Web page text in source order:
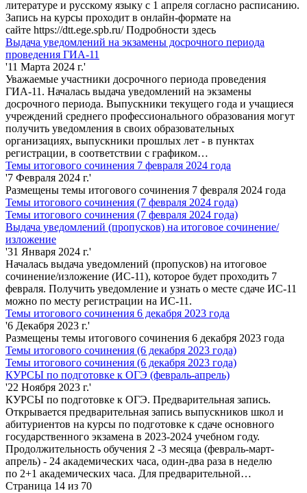
литературе и русскому языку с 1 апреля согласно расписанию.
Запись на курсы проходит в онлайн-формате на
сайте https://dtt.ege.spb.ru/ Подробности здесь
Выдача уведомлений на экзамены досрочного периода
проведения ГИА-11
'11 Марта 2024 г.'
Уважаемые участники досрочного периода проведения
ГИА-11. Началась выдача уведомлений на экзамены
досрочного периода. Выпускники текущего года и учащиеся
учреждений среднего профессионального образования могут
получить уведомления в своих образовательных
организациях, выпускники прошлых лет - в пунктах
регистрации, в соответствии с графиком…
Темы итогового сочинения 7 февраля 2024 года
'7 Февраля 2024 г.'
Размещены темы итогового сочинения 7 февраля 2024 года
Темы итогового сочинения (7 февраля 2024 года)
Темы итогового сочинения (7 февраля 2024 года)
Выдача уведомлений (пропусков) на итоговое сочинение/
изложение
'31 Января 2024 г.'
Началась выдача уведомлений (пропусков) на итоговое
сочинение/изложение (ИС-11), которое будет проходить 7
февраля. Получить уведомление и узнать о месте сдаче ИС-11
можно по месту регистрации на ИС-11.
Темы итогового сочинения 6 декабря 2023 года
'6 Декабря 2023 г.'
Размещены темы итогового сочинения 6 декабря 2023 года
Темы итогового сочинения (6 декабря 2023 года)
Темы итогового сочинения (6 декабря 2023 года)
КУРСЫ по подготовке к ОГЭ (февраль-апрель)
'22 Ноября 2023 г.'
КУРСЫ по подготовке к ОГЭ. Предварительная запись.
Открывается предварительная запись выпускников школ и
абитуриентов на курсы по подготовке к сдаче основного
государственного экзамена в 2023-2024 учебном году.
Продолжительность обучения 2 -3 месяца (февраль-март-
апрель) - 24 академических часа, один-два раза в неделю
по 2+1 академических часа. Для предварительной…
Страница 14 из 70